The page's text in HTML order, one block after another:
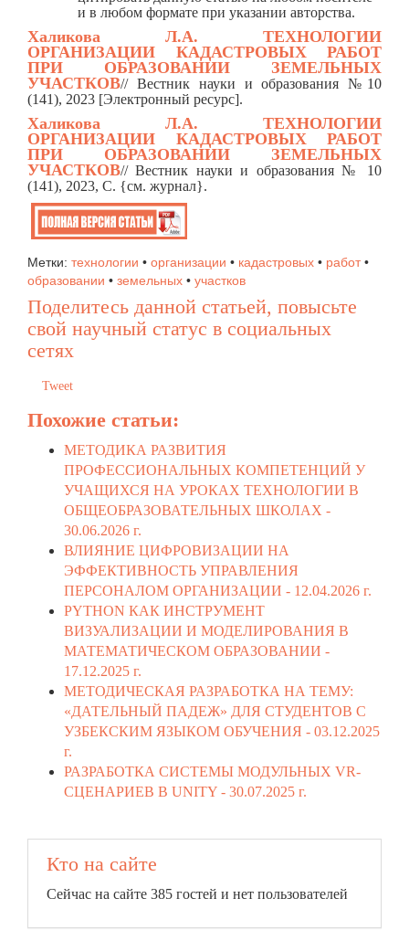
и в любом формате при указании авторства.
Халикова Л.А. ТЕХНОЛОГИИ
ОРГАНИЗАЦИИ КАДАСТРОВЫХ РАБОТ
ПРИ ОБРАЗОВАНИИ ЗЕМЕЛЬНЫХ
УЧАСТКОВ// Вестник науки и образования №10
(141), 2023 [Электронный ресурс].
Халикова Л.А. ТЕХНОЛОГИИ
ОРГАНИЗАЦИИ КАДАСТРОВЫХ РАБОТ
ПРИ ОБРАЗОВАНИИ ЗЕМЕЛЬНЫХ
УЧАСТКОВ// Вестник науки и образования № 10
(141), 2023, C. {см. журнал}.
Метки: технологии • организации • кадастровых • работ•
образовании • земельных • участков
Поделитесь данной статьей, повысьте
свой научный статус в социальных
сетях
Tweet
Похожие статьи:
МЕТОДИКА РАЗВИТИЯ
ПРОФЕССИОНАЛЬНЫХ КОМПЕТЕНЦИЙ У
УЧАЩИХСЯ НА УРОКАХ ТЕХНОЛОГИИ В
ОБЩЕОБРАЗОВАТЕЛЬНЫХ ШКОЛАХ -
30.06.2026 г.
ВЛИЯНИЕ ЦИФРОВИЗАЦИИ НА
ЭФФЕКТИВНОСТЬ УПРАВЛЕНИЯ
ПЕРСОНАЛОМ ОРГАНИЗАЦИИ - 12.04.2026 г.
PYTHON КАК ИНСТРУМЕНТ
ВИЗУАЛИЗАЦИИ И МОДЕЛИРОВАНИЯ В
МАТЕМАТИЧЕСКОМ ОБРАЗОВАНИИ -
17.12.2025 г.
МЕТОДИЧЕСКАЯ РАЗРАБОТКА НА ТЕМУ:
«ДАТЕЛЬНЫЙ ПАДЕЖ» ДЛЯ СТУДЕНТОВ С
УЗБЕКСКИМ ЯЗЫКОМ ОБУЧЕНИЯ - 03.12.2025
г.
РАЗРАБОТКА СИСТЕМЫ МОДУЛЬНЫХ VR-
СЦЕНАРИЕВ В UNITY - 30.07.2025 г.
Кто на сайте
Сейчас на сайте 385 гостей и нет пользователей